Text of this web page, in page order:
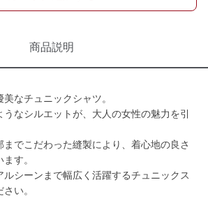
商品説明
なチュニックシャツ。
うなシルエットが、大人の女性の魅力を引
でこだわった縫製により、着心地の良さ
す。
ルシーンまで幅広く活躍するチュニックス
い。